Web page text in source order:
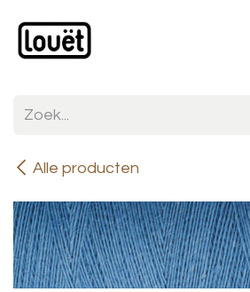
Alle producten